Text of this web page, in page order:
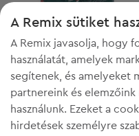
-50% a FOMO kóddal
A Remix sütiket
A Remix javasolja, hogy
használatát, amelyek
segítenek, és amelyeket
partnereink és
használunk. Ezeket a
hirdetések személyre